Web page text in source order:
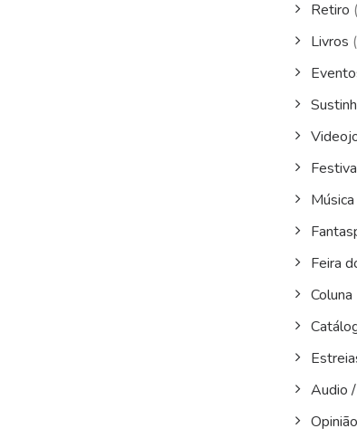
Retiro
Livros
Música
Feira
Coluna
Audio
Opinião